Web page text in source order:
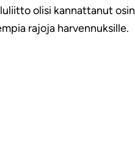
olisi kannattanut osin
rajoja harvennuksille.